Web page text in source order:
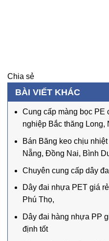
Chia sẻ
BÀI VIẾT KHÁC
Cung cấp màng bọc PE
nghiệp Bắc thăng Long,
Bán Băng keo chịu
Nẵng, Đồng Nai, Bình
Chuyên cung cấp dây
Dây đai nhựa PET giá
Phú Thọ,
Dây đai hàng nhựa PP
định tốt